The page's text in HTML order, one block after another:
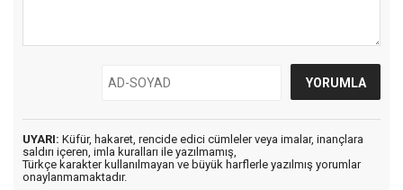
UYARI: Küfür, hakaret, rencide edici cümleler veya imalar, inançlara
saldırı içeren, imla kuralları ile yazılmamış,
Türkçe karakter kullanılmayan ve büyük harflerle yazılmış yorumlar
onaylanmamaktadır.